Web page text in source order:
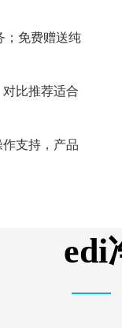
；免费赠送纯
比推荐适合
支持，产品
edi